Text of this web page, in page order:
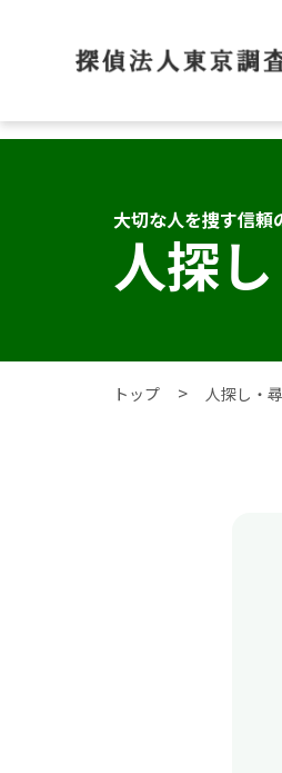
大切な人を捜す信頼
人探
トップ 人探し・